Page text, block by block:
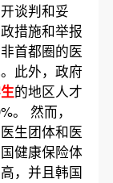
谈判和妥
措施和举报
首都圈的医
此外，政府
的地区人才
。 然而，
生团体和医
健康保险体
，并且韩国